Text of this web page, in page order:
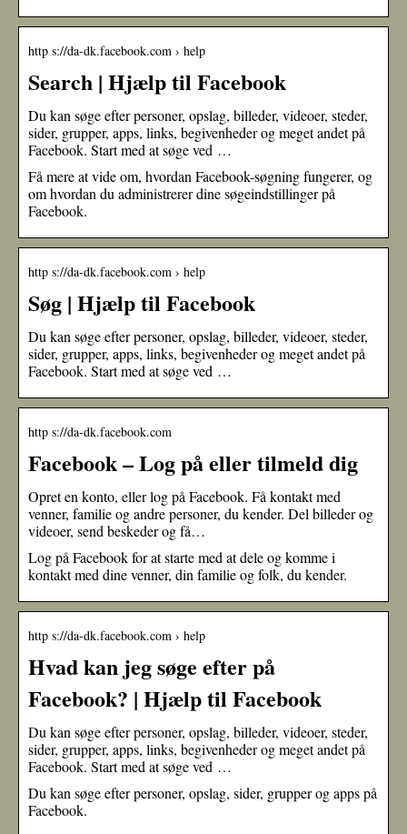
http s://da-dk.facebook.com › help
Search | Hjælp til Facebook
Du kan søge efter personer, opslag, billeder, videoer, steder,
sider, grupper, apps, links, begivenheder og meget andet på
Facebook. Start med at søge ved …
Få mere at vide om, hvordan Facebook-søgning fungerer, og
om hvordan du administrerer dine søgeindstillinger på
Facebook.
http s://da-dk.facebook.com › help
Søg | Hjælp til Facebook
Du kan søge efter personer, opslag, billeder, videoer, steder,
sider, grupper, apps, links, begivenheder og meget andet på
Facebook. Start med at søge ved …
http s://da-dk.facebook.com
Facebook – Log på eller tilmeld dig
Opret en konto, eller log på Facebook. Få kontakt med
venner, familie og andre personer, du kender. Del billeder og
videoer, send beskeder og få…
Log på Facebook for at starte med at dele og komme i
kontakt med dine venner, din familie og folk, du kender.
http s://da-dk.facebook.com › help
Hvad kan jeg søge efter på
Facebook? | Hjælp til Facebook
Du kan søge efter personer, opslag, billeder, videoer, steder,
sider, grupper, apps, links, begivenheder og meget andet på
Facebook. Start med at søge ved …
Du kan søge efter personer, opslag, sider, grupper og apps på
Facebook.